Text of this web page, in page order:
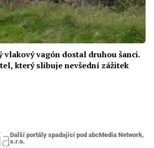
vlakový vagón dostal druhou šanci.
který slibuje nevšední zážitek
Další portály spadající pod abcMedia Network,
s.r.o.